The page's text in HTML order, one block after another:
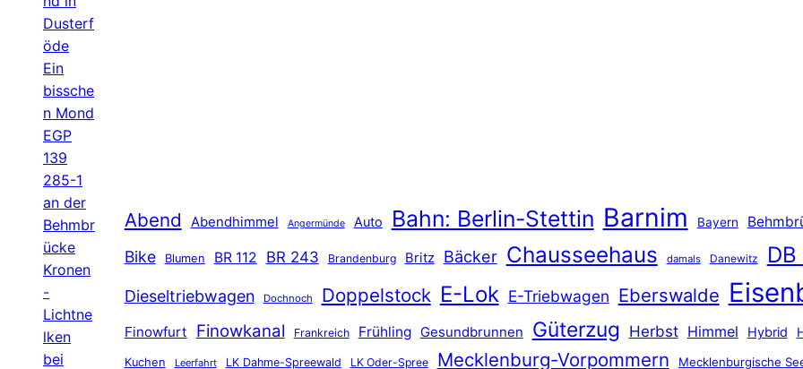
Dusterf
öde
Ein
bissche
n Mond
EGP
139
285-1
an der
Behmbr
ücke
Kronen
-
Lichtne
lken
bei
Abend Abendhimmel Angermünde Auto Bahn: Berlin-Stettin Barnim Bayern
Bike Blumen BR 112 BR 243 Brandenburg Britz Bäcker Chausseehaus damals Danewitz DB
Dieseltriebwagen Dochnoch Doppelstock E-Lok E-Triebwagen Eberswalde
Finowfurt Finowkanal Frankreich Frühling Gesundbrunnen Güterzug Herbst Himmel Hybrid
Kuchen Leerfahrt LK Dahme-Spreewald LK Oder-Spree Mecklenburg-Vorpommern Mecklenburgische